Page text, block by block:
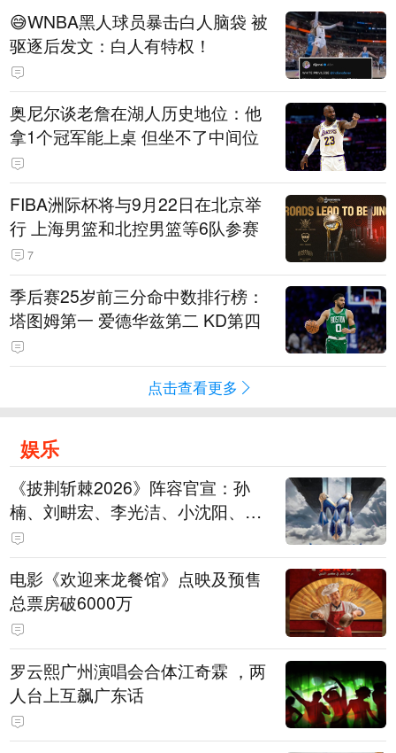
😅WNBA黑人球员暴击白人脑袋 被
驱逐后发文：白人有特权！
奥尼尔谈老詹在湖人历史地位：他
拿1个冠军能上桌 但坐不了中间位
FIBA洲际杯将与9月22日在北京举
行 上海男篮和北控男篮等6队参赛
7
季后赛25岁前三分命中数排行榜：
塔图姆第一 爱德华兹第二 KD第四
点击查看更多
娱乐
《披荆斩棘2026》阵容官宣：孙
楠、刘畊宏、李光洁、小沈阳、余
文乐、王传君等28位艺人
电影《欢迎来龙餐馆》点映及预售
总票房破6000万
罗云熙广州演唱会合体江奇霖 ，两
人台上互飙广东话